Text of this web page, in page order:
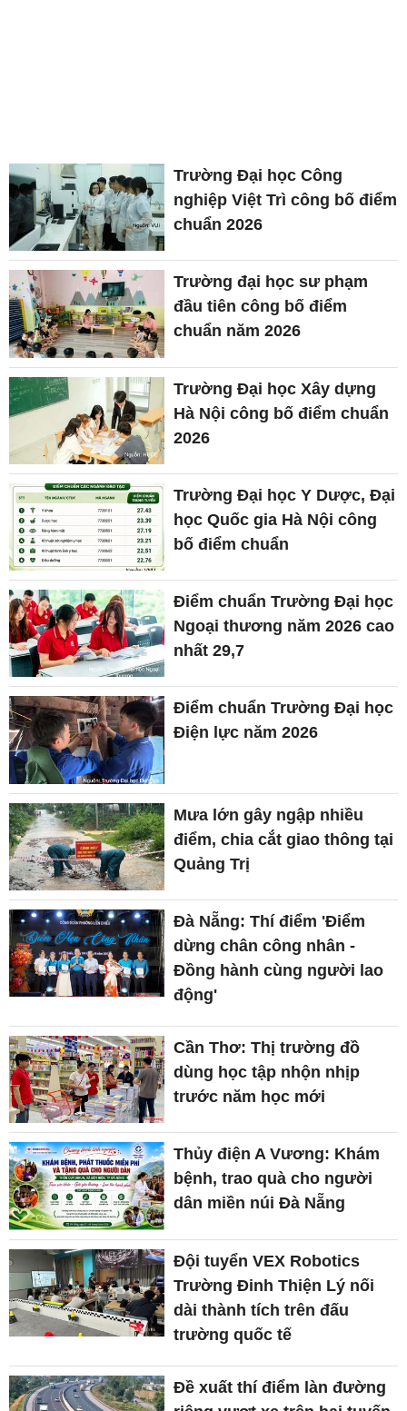
Trường Đại học Công
nghiệp Việt Trì công bố điểm
chuẩn 2026
Trường đại học sư phạm
đầu tiên công bố điểm
chuẩn năm 2026
Trường Đại học Xây dựng
Hà Nội công bố điểm chuẩn
2026
Trường Đại học Y Dược, Đại
học Quốc gia Hà Nội công
bố điểm chuẩn
Điểm chuẩn Trường Đại học
Ngoại thương năm 2026 cao
nhất 29,7
Điểm chuẩn Trường Đại học
Điện lực năm 2026
Mưa lớn gây ngập nhiều
điểm, chia cắt giao thông tại
Quảng Trị
Đà Nẵng: Thí điểm 'Điểm
dừng chân công nhân -
Đồng hành cùng người lao
động'
Cần Thơ: Thị trường đồ
dùng học tập nhộn nhịp
trước năm học mới
Thủy điện A Vương: Khám
bệnh, trao quà cho người
dân miền núi Đà Nẵng
Đội tuyển VEX Robotics
Trường Đinh Thiện Lý nối
dài thành tích trên đấu
trường quốc tế
Đề xuất thí điểm làn đường